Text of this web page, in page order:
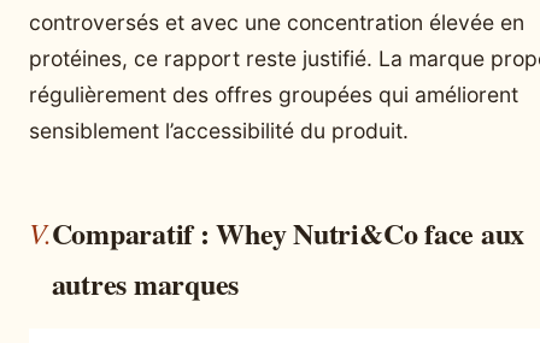
controversés et avec une concentration élevée en
protéines, ce rapport reste justifié. La marque
régulièrement des offres groupées qui améliorent
sensiblement l’accessibilité du produit.
Comparatif : Whey Nutri&Co face aux
autres marques